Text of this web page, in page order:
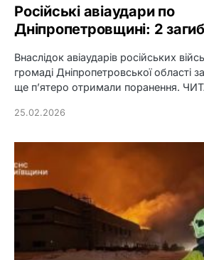
Російські авіаудари по
Дніпропетровщині: 2
Внаслідок авіаударів російських
громаді Дніпропетровської області
ще п’ятеро отримали поранення.
25.02.2026